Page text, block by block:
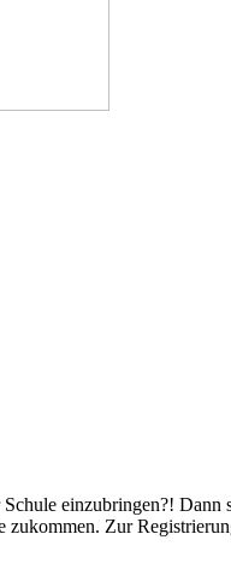
Schule einzubringen?!
Zur